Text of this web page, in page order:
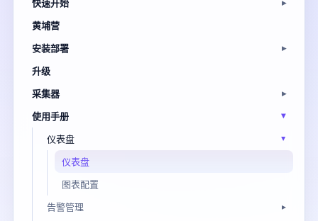
黄埔营
安装部署
升级
采集器
使用手册
仪表盘
仪表盘
图表配置
告警管理